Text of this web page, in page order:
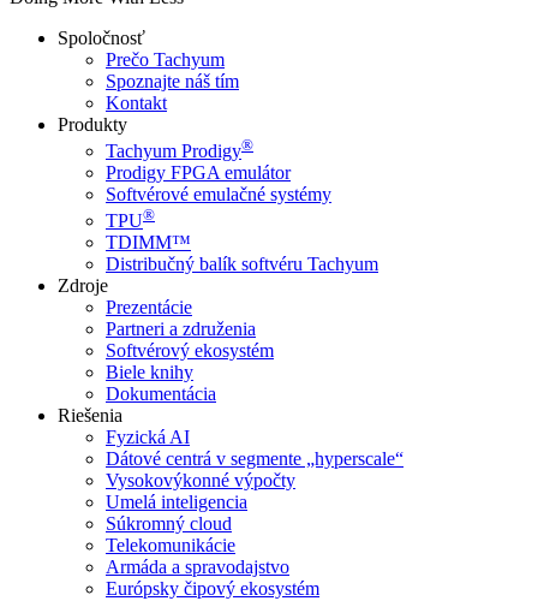
Spoločnosť
Prečo Tachyum
Spoznajte náš tím
Kontakt
Produkty
Tachyum Prodigy®
Prodigy FPGA emulátor
Softvérové emulačné systémy
TPU®
TDIMM™
Distribučný balík softvéru Tachyum
Zdroje
Prezentácie
Partneri a združenia
Softvérový ekosystém
Biele knihy
Dokumentácia
Riešenia
Fyzická AI
Dátové centrá v segmente „hyperscale“
Vysokovýkonné výpočty
Umelá inteligencia
Súkromný cloud
Telekomunikácie
Armáda a spravodajstvo
Európsky čipový ekosystém